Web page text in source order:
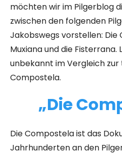
möchten wir im Pilgerblog
zwischen den folgenden
Jakobswegs vorstellen: Die
Muxiana und die
unbekannt im Vergleich
Compostela.
„Die
Die Compostela ist das
Jahrhunderten an den